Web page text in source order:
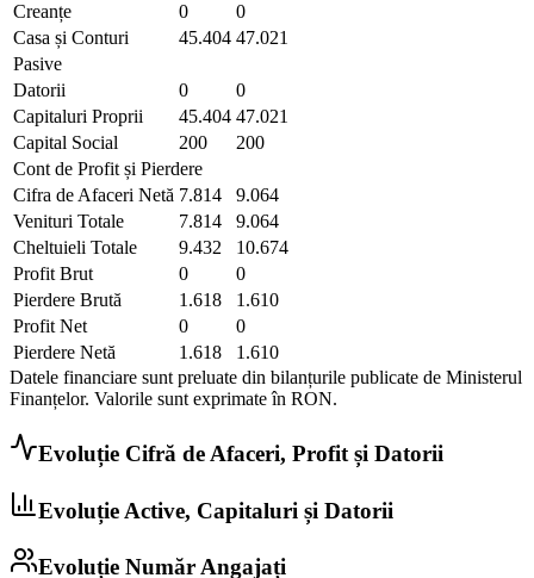
Creanțe
0
0
Casa și Conturi
45.404 47.021
Pasive
Datorii
0
0
Capitaluri Proprii
45.404 47.021
Capital Social
200
200
Cont de Profit și Pierdere
Cifra de Afaceri Netă 7.814
9.064
Venituri Totale
7.814
9.064
Cheltuieli Totale
9.432
10.674
Profit Brut
0
0
Pierdere Brută
1.618
1.610
Profit Net
0
0
Pierdere Netă
1.618
1.610
Datele financiare sunt preluate din bilanțurile publicate de Ministerul
Finanțelor. Valorile sunt exprimate în RON.
Evoluție Cifră de Afaceri, Profit și Datorii
Evoluție Active, Capitaluri și Datorii
Evoluție Număr Angajați